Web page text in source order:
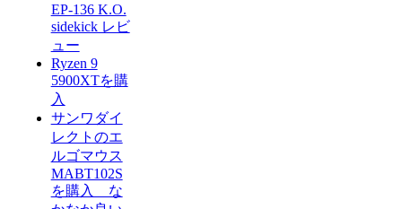
EP-136 K.O.
sidekick レビ
ュー
Ryzen 9
5900XTを購
入
サンワダイ
レクトのエ
ルゴマウス
MABT102S
を購入 な